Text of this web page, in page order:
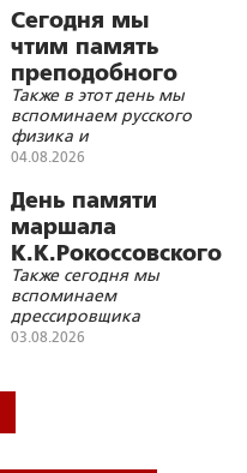
Русь с крестами и
куполами
православных
храмов
Сегодня мы
чтим память
преподобного
Корнилия
Переяславского
Также в этот день мы
вспоминаем русского
физика и
электротехника,
В.В.Петрова
04.08.2026
День памяти
маршала
К.К.Рокоссовского
Также сегодня мы
вспоминаем
дрессировщика
В.Л.Дурова, живописца
луноходов Г.Н.Бабакина,
В.Ф.Тендрякова и
03.08.2026